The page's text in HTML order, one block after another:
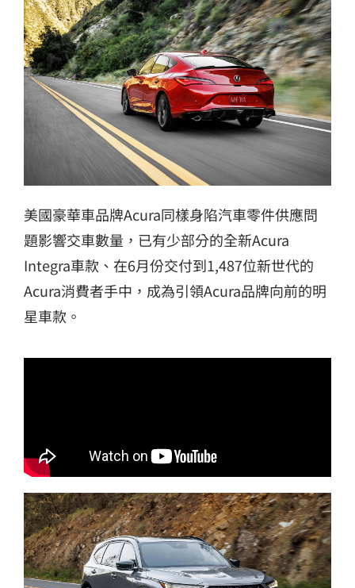
美國豪華車品牌Acura同樣身陷汽車零件供應問
題影響交車數量，已有少部分的全新Acura
Integra車款、在6月份交付到1,487位新世代的
Acura消費者手中，成為引領Acura品牌向前的明
星車款。